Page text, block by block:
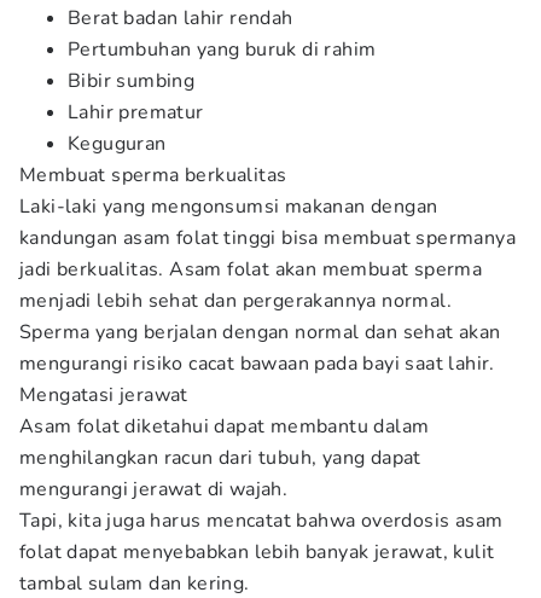
Berat badan lahir rendah
Pertumbuhan yang buruk di rahim
Bibir sumbing
Lahir prematur
Keguguran
Membuat sperma berkualitas
Laki-laki yang mengonsumsi makanan dengan
kandungan asam folat tinggi bisa membuat spermanya
jadi berkualitas. Asam folat akan membuat sperma
menjadi lebih sehat dan pergerakannya normal.
Sperma yang berjalan dengan normal dan sehat akan
mengurangi risiko cacat bawaan pada bayi saat lahir.
Mengatasi jerawat
Asam folat diketahui dapat membantu dalam
menghilangkan racun dari tubuh, yang dapat
mengurangi jerawat di wajah.
Tapi, kita juga harus mencatat bahwa overdosis asam
folat dapat menyebabkan lebih banyak jerawat, kulit
tambal sulam dan kering.